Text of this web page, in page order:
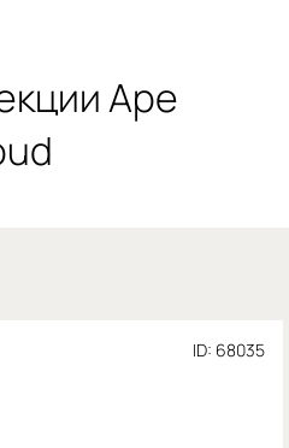
Ape
ID: 68035